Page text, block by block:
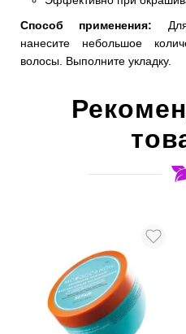
Способ применения: Для
нанесите небольшое
волосы. Выполните укладку.